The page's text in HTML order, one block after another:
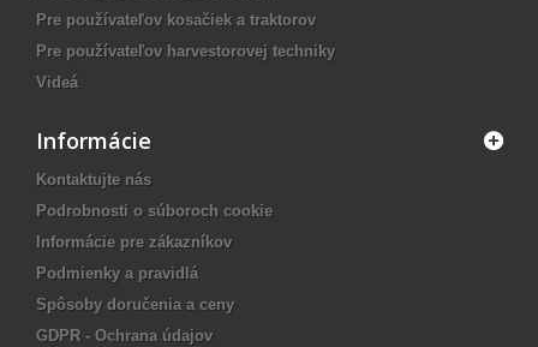
Pre používateľov kosačiek a traktorov
Pre používateľov harvestorovej techniky
Videá
Informácie
Kontaktujte nás
Podrobnosti o súboroch cookie
Informácie pre zákazníkov
Podmienky a pravidlá
Spôsoby doručenia a ceny
GDPR - Ochrana údajov